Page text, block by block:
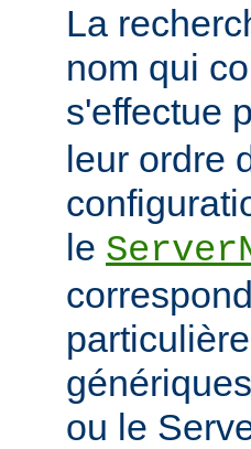
La
nom qui
s'effectue
leur ordre
le
ou le